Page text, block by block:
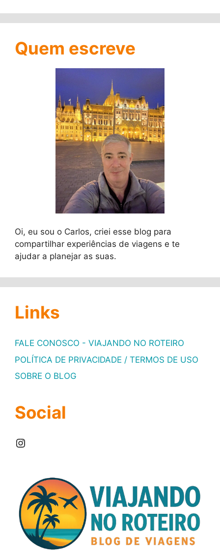
Quem escreve
Oi, eu sou o Carlos, criei esse blog para
compartilhar experiências de viagens e te
ajudar a planejar as suas.
Links
FALE CONOSCO - VIAJANDO NO ROTEIRO
POLÍTICA DE PRIVACIDADE / TERMOS DE USO
SOBRE O BLOG
Social
Instagram